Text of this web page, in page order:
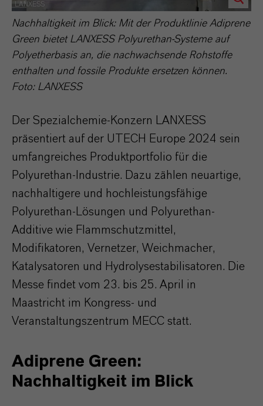
LANXESS
Nachhaltigkeit im Blick: Mit der Produktlinie Adiprene
Green bietet LANXESS Polyurethan-Systeme auf
Polyetherbasis an, die nachwachsende Rohstoffe
enthalten und fossile Produkte ersetzen können.
Foto: LANXESS
Der Spezialchemie-Konzern LANXESS
präsentiert auf der UTECH Europe 2024 sein
umfangreiches Produktportfolio für die
Polyurethan-Industrie. Dazu zählen neuartige,
nachhaltigere und hochleistungsfähige
Polyurethan-Lösungen und Polyurethan-
Additive wie Flammschutzmittel,
Modifikatoren, Vernetzer, Weichmacher,
Katalysatoren und Hydrolysestabilisatoren. Die
Messe findet vom 23. bis 25. April in
Maastricht im Kongress- und
Veranstaltungszentrum MECC statt.
Adiprene Green:
Nachhaltigkeit im Blick